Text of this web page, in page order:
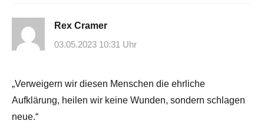
Rex Cramer
03.05.2023 10:31 Uhr
„Verweigern wir diesen Menschen die ehrliche
Aufklärung, heilen wir keine Wunden, sondern schlagen
neue.“